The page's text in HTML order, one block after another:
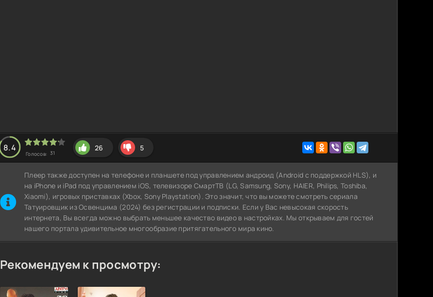
8.4
Голосов: 31
26 5
Плеер также доступен на телефоне и планшете под управлением андроид (Android с поддержкой HLS), и
на iPhone и iPad под управлением iOS, телевизоре СмартТВ (LG, Samsung, Sony, HAIER, Philips, Toshiba,
Xiaomi), игровых приставках (Xbox, Sony Playstation). Это значит, что вы можете cмотреть сериала
Татуировщик из Освенцима (2024) без регистрации и подписки. Если у Вас невысокая скорость
интернета, Вы всегда можно выбрать меньшее качество видео в настройках. Мы открываем для гостей
нашего портала удивительное многообразие притягательного мира кино.
Рекомендуем к просмотру: